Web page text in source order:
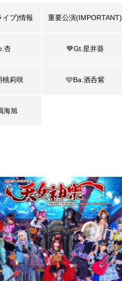
イブ)情報 重要公演(IMPORTANT)
杏 💙Gt.星井葵
桃莉咲 🩵Ba.酒呑紫
海旭